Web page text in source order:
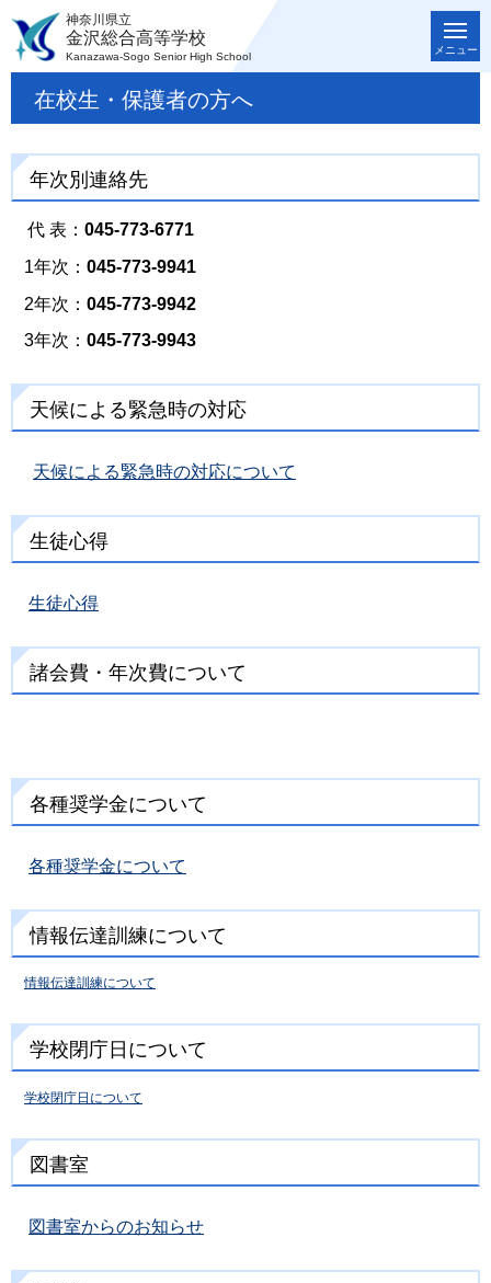
神奈川県立
金沢総合高等学校
Kanazawa-Sogo Senior High School
メニュー
在校生・保護者の方へ
年次別連絡先
代 表： 045-773-6771
1年次： 045-773-9941
2年次： 045-773-9942
3年次： 045-773-9943
天候による緊急時の対応
天候による緊急時の対応について
生徒心得
生徒心得
諸会費・年次費について
各種奨学金について
各種奨学金について
情報伝達訓練について
情報伝達訓練について
学校閉庁日について
学校閉庁日について
図書室
図書室からのお知らせ